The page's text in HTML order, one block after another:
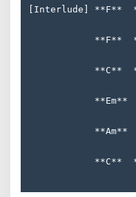
[Interlude] **F**
**F**
**C**
**Em**
**Am**
**C**